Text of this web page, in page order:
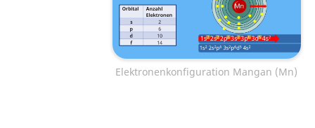
Elektronenkonfiguration Mangan (Mn)